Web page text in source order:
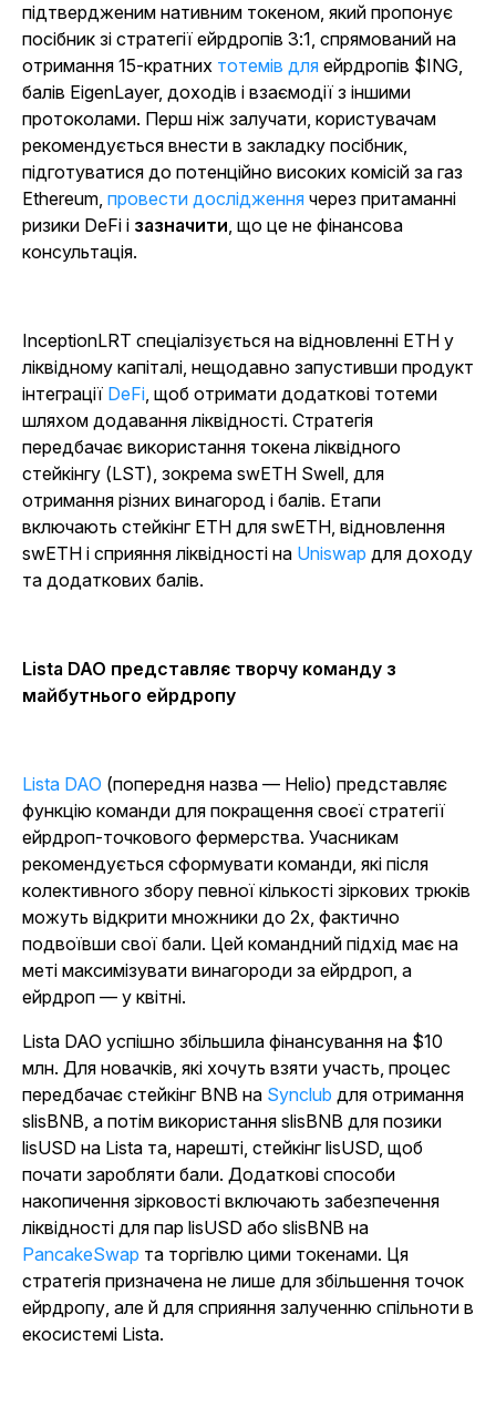
підтвердженим нативним токеном, який пропонує
посібник зі стратегії ейрдропів 3:1, спрямований на
отримання 15-кратних тотемів для ейрдропів $ING,
балів EigenLayer, доходів і взаємодії з іншими
протоколами. Перш ніж залучати, користувачам
рекомендується внести в закладку посібник,
підготуватися до потенційно високих комісій за газ
Ethereum, провести дослідження через притаманні
ризики DeFi і зазначити, що це не фінансова
консультація.
InceptionLRT спеціалізується на відновленні ETH у
ліквідному капіталі, нещодавно запустивши продукт
інтеграції DeFi, щоб отримати додаткові тотеми
шляхом додавання ліквідності. Стратегія
передбачає використання токена ліквідного
стейкінгу (LST), зокрема swETH Swell, для
отримання різних винагород і балів. Етапи
включають стейкінг ETH для swETH, відновлення
swETH і сприяння ліквідності на Uniswap для доходу
та додаткових балів.
Lista DAO представляє творчу команду з
майбутнього ейрдропу
Lista DAO (попередня назва — Helio) представляє
функцію команди для покращення своєї стратегії
ейрдроп-точкового фермерства. Учасникам
рекомендується сформувати команди, які після
колективного збору певної кількості зіркових трюків
можуть відкрити множники до 2х, фактично
подвоївши свої бали. Цей командний підхід має на
меті максимізувати винагороди за ейрдроп, а
ейрдроп — у квітні.
Lista DAO успішно збільшила фінансування на $10
млн. Для новачків, які хочуть взяти участь, процес
передбачає стейкінг BNB на Synclub для отримання
slisBNB, а потім використання slisBNB для позики
lisUSD на Lista та, нарешті, стейкінг lisUSD, щоб
почати заробляти бали. Додаткові способи
накопичення зірковості включають забезпечення
ліквідності для пар lisUSD або slisBNB на
PancakeSwap та торгівлю цими токенами. Ця
стратегія призначена не лише для збільшення точок
ейрдропу, але й для сприяння залученню спільноти в
екосистемі Lista.